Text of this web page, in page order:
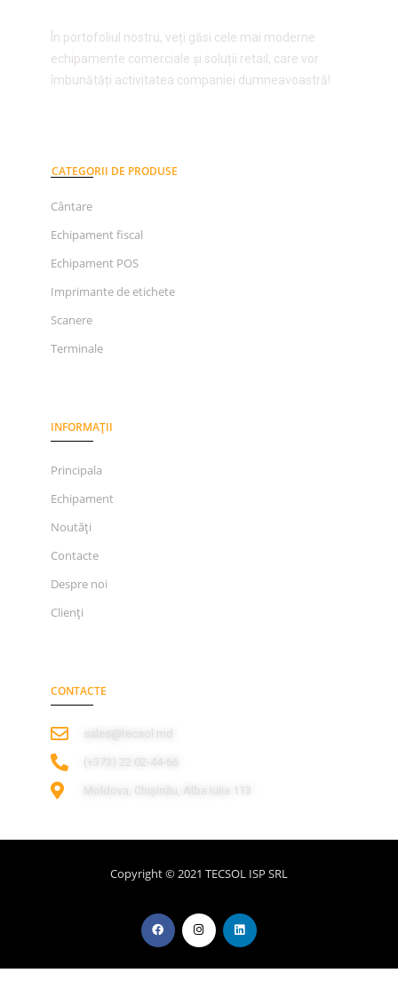
În portofoliul nostru, veți găsi cele mai moderne
echipamente comerciale și soluții retail, care vor
îmbunătăți activitatea companiei dumneavoastră!
CATEGORII DE PRODUSE
Cântare
Echipament fiscal
Echipament POS
Imprimante de etichete
Scanere
Terminale
INFORMAȚII
Principala
Echipament
Noutăți
Contacte
Despre noi
Clienți
CONTACTE
sales@tecsol.md
‎(+373) 22 02-44-66
Moldova, Chișinău, Alba Iulia 113
Copyright © 2021 TECSOL ISP SRL